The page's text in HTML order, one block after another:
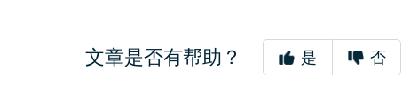
文章是否有帮助？ 是 否